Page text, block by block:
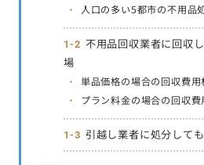
人口の多い5都市の不用品
不用品回収業者に回収
場
単品価格の場合の回収費用
プラン料金の場合の回収費
引越し業者に処分して